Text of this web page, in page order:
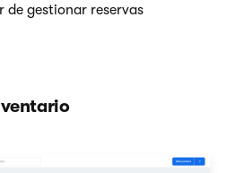
de gestionar reservas